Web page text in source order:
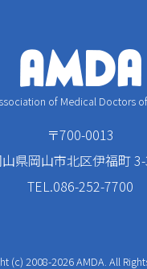
of Medical Doctors
〒700-0013
県岡山市北区伊福町
TEL.086-252-7700
(c) 2008-2026 AMDA. All